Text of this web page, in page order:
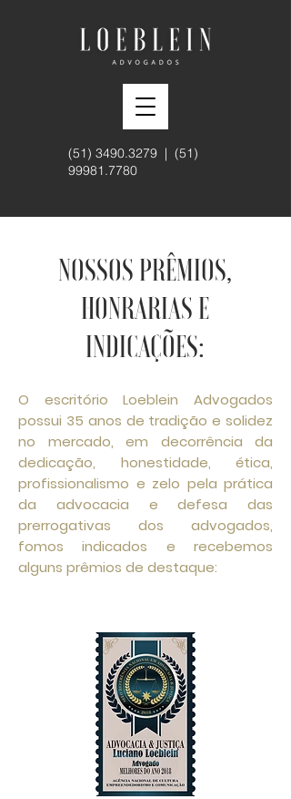
(51) 3490.3279 | (51)
99981.7780
NOSSOS PRÊMIOS,
HONRARIAS E
INDICAÇÕES:
O escritório Loeblein Advogados
possui 35 anos de tradição e solidez
no mercado, em decorrência da
dedicação, honestidade, ética,
profissionalismo e zelo pela prática
da advocacia e defesa das
prerrogativas dos advogados,
fomos indicados e recebemos
alguns prêmios de destaque: